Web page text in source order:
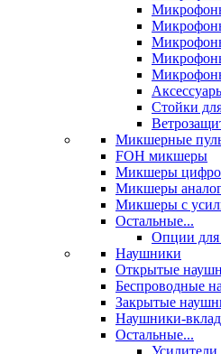
Стойки
Микшерные
FOH микшеры
Микшеры
Микшеры
Микшеры с
Остальные...
Опции
Наушники
Открытые
Беспроводные
Закрытые
Наушники-
Остальные...